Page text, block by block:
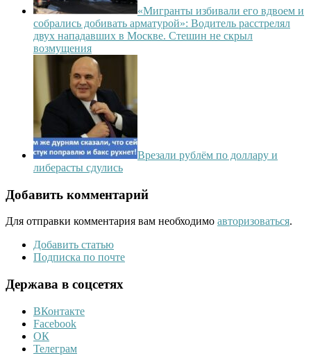
«Мигранты избивали его вдвоем и
собрались добивать арматурой»: Водитель расстрелял
двух нападавших в Москве. Стешин не скрыл
возмущения
Врезали рублём по доллару и
либерасты сдулись
Добавить комментарий
Для отправки комментария вам необходимо авторизоваться.
Добавить статью
Подписка по почте
Держава в соцсетях
ВКонтакте
Facebook
ОК
Телеграм